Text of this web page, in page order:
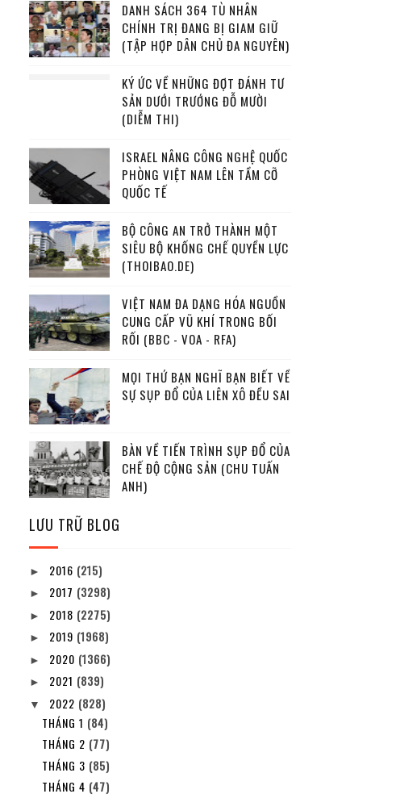
DANH SÁCH 364 TÙ NHÂN
CHÍNH TRỊ ĐANG BỊ GIAM GIỮ
(TẬP HỢP DÂN CHỦ ĐA NGUYÊN)
KÝ ỨC VỀ NHỮNG ĐỢT ĐÁNH TƯ
SẢN DƯỚI TRƯỚNG ĐỖ MƯỜI
(DIỄM THI)
ISRAEL NÂNG CÔNG NGHỆ QUỐC
PHÒNG VIỆT NAM LÊN TẦM CỠ
QUỐC TẾ
BỘ CÔNG AN TRỞ THÀNH MỘT
SIÊU BỘ KHỐNG CHẾ QUYỀN LỰC
(THOIBAO.DE)
VIỆT NAM ĐA DẠNG HÓA NGUỒN
CUNG CẤP VŨ KHÍ TRONG BỐI
RỐI (BBC - VOA - RFA)
MỌI THỨ BẠN NGHĨ BẠN BIẾT VỀ
SỰ SỤP ĐỔ CỦA LIÊN XÔ ĐỀU SAI
BÀN VỀ TIẾN TRÌNH SỤP ĐỔ CỦA
CHẾ ĐỘ CỘNG SẢN (CHU TUẤN
ANH)
LƯU TRỮ BLOG
► 2016 (215)
► 2017 (3298)
► 2018 (2275)
► 2019 (1968)
► 2020 (1366)
► 2021 (839)
▼ 2022 (828)
THÁNG 1 (84)
THÁNG 2 (77)
THÁNG 3 (85)
THÁNG 4 (47)